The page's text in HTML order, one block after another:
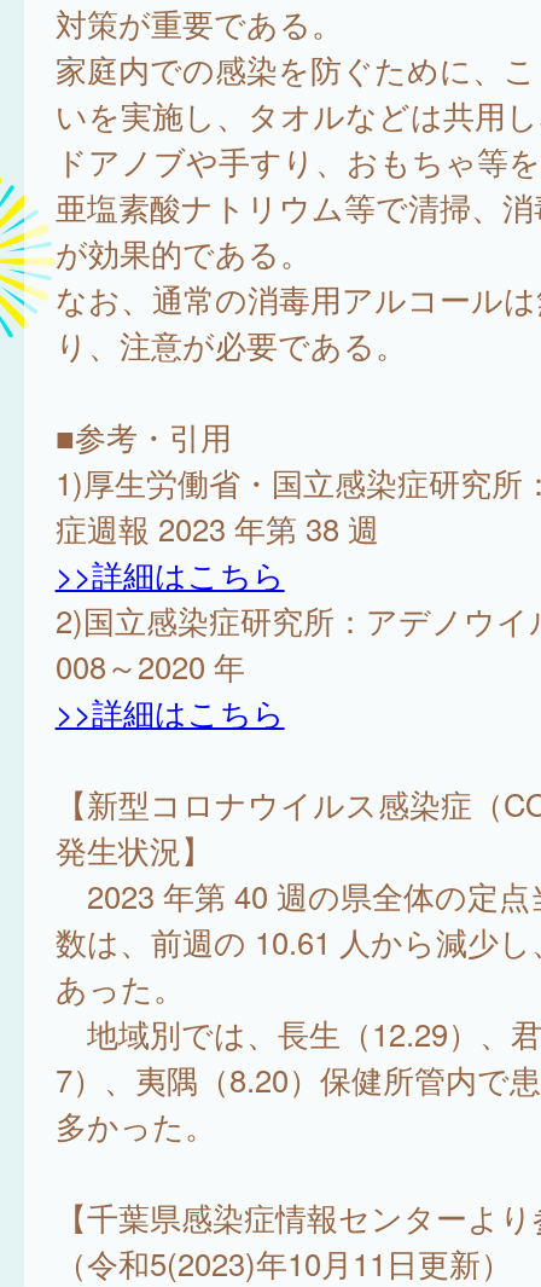
対策が重要である。
家庭内での感染を防ぐために、
いを実施し、タオルなどは共用
ドアノブや手すり、おもちゃ等
亜塩素酸ナトリウム等で清掃、
が効果的である。
なお、通常の消毒用アルコール
り、注意が必要である。
■参考・引用
1)厚生労働省・国立感染症研究所
症週報 2023 年第 38 週
>>詳細はこちら
2)国立感染症研究所：アデノウイ
008～2020 年
>>詳細はこちら
【新型コロナウイルス感染症（
発生状況】
2023 年第 40 週の県全体の定点
数は、前週の 10.61 人から減少
あった。
地域別では、長生（12.29）、
7）、夷隅（8.20）保健所管内で
多かった。
【千葉県感染症情報センターよ
（令和5(2023)年10月11日更新）